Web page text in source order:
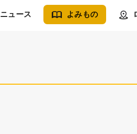
ニュース よみもの